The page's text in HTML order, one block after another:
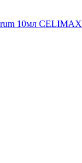
10мл CELIMAX